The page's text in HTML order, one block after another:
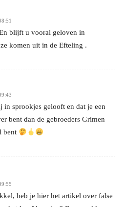
blijft u vooral geloven in
komen uit in de Efteling .
in sprookjes gelooft en dat je een
bent dan de gebroeders Grimen
bent
heb je hier het artikel over false